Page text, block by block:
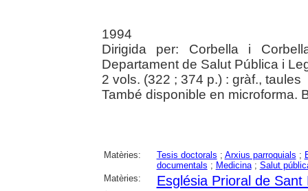
1994
Dirigida per: Corbella i
Departament de Salut Pública i
2 vols. (322 ; 374 p.) : gràf., taules
També disponible en microforma.
Matèries: Tesis doctorals ; Arxius parroquials ;
documentals ; Medicina; Salut
Matèries:
Església Prioral de Sant